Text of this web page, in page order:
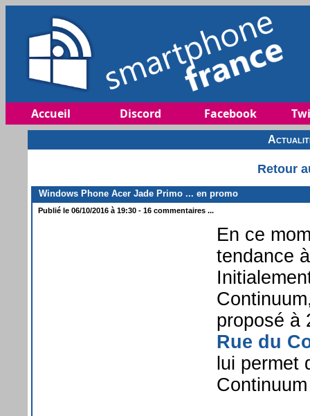
Accueil Discord Facebook
Retour
Windows Phone Acer Jade Primo ... en promo
Publié le 06/10/2016 à 19:30 - 16 commentaires ...
En ce
tendance
proposé à
Rue du
lui permet